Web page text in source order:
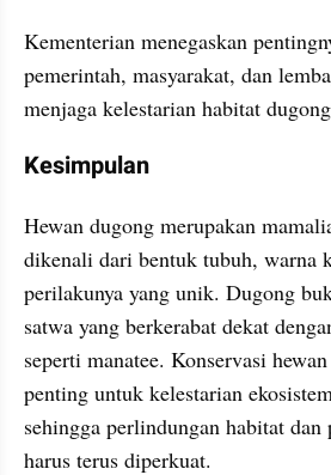
Kementerian menegaskan
pemerintah, masyarakat, dan
menjaga kelestarian habitat
Kesimpulan
Hewan dugong merupakan
dikenali dari bentuk tubuh, warna
perilakunya yang unik. Dugong
satwa yang berkerabat dekat
seperti manatee. Konservasi
penting untuk kelestarian
sehingga perlindungan habitat dan
harus terus diperkuat.